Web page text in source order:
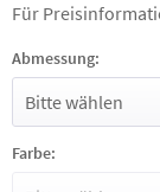
Für
Abmessung:
Farbe: